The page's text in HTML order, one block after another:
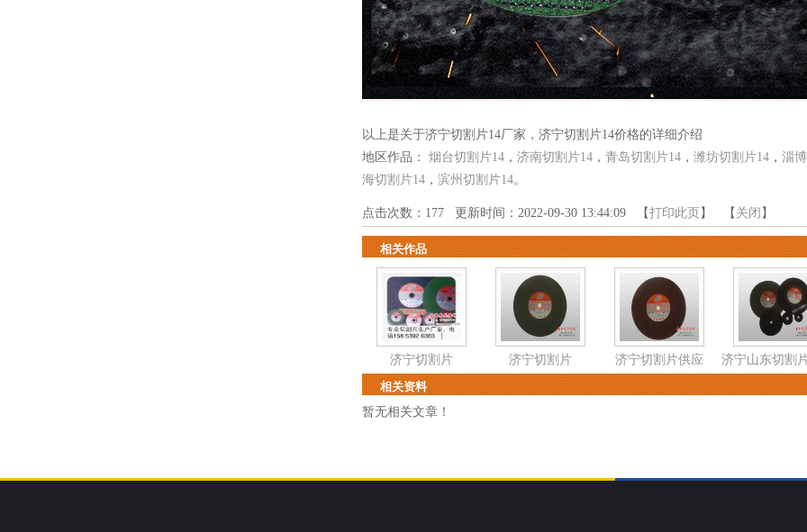
以上是关于济宁切割片14厂家，济宁切割片14价格的详细介绍
地区作品： 烟台切割片14， 济南切割片14， 青岛切割片14， 潍坊切割片14， 淄
海切割片14， 滨州切割片14。
点击次数： 177更新时间：2022-09-30 13:44:09 【打印此页 】 【 关闭 】
相关作品
济宁切割片 济宁切割片 济宁切割片供应
济宁山东切割
相关资料
暂无相关文章！